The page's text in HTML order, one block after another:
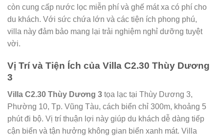
còn cung cấp nước lọc miễn phí và ghế mát xa có phí cho
du khách. Với sức chứa lớn và các tiện ích phong phú,
villa này đảm bảo mang lại trải nghiệm nghỉ dưỡng tuyệt
vời.
Vị Trí và Tiện Ích của Villa C2.30 Thùy Dương
3
Villa C2.30 Thùy Dương 3 tọa lạc tại Thùy Dương 3,
Phường 10, Tp. Vũng Tàu, cách biển chỉ 300m, khoảng 5
phút đi bộ. Vị trí thuận lợi này giúp du khách dễ dàng tiếp
cận biển và tận hưởng không gian biển xanh mát. Villa